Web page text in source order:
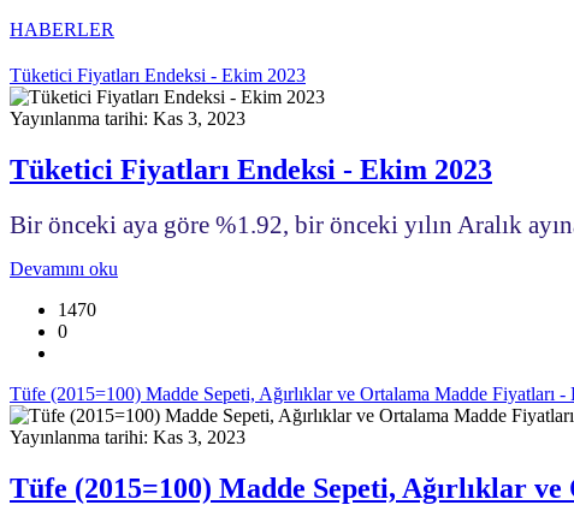
HABERLER
Tüketici Fiyatları Endeksi - Ekim 2023
Yayınlanma tarihi: Kas 3, 2023
Tüketici Fiyatları Endeksi - Ekim 2023
Bir önceki aya göre %1.92, bir önceki yılın Aralık
Devamını oku
1470
0
Tüfe (2015=100) Madde Sepeti, Ağırlıklar ve Ortalama Madde Fiyatları
Yayınlanma tarihi: Kas 3, 2023
Tüfe (2015=100) Madde Sepeti, Ağırlıklar